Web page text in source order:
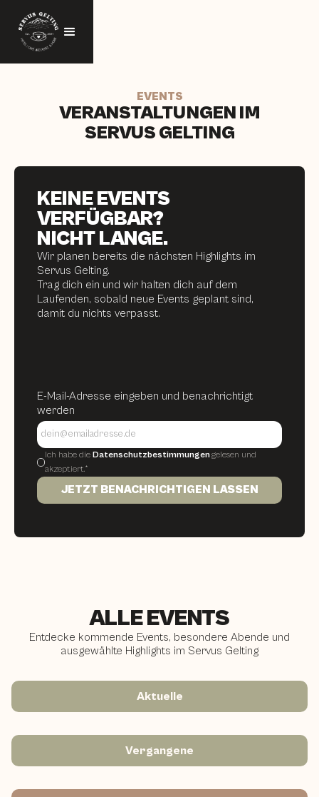
EVENTS
VERANSTALTUNGEN IM
SERVUS GELTING
KEINE EVENTS
VERFÜGBAR?
NICHT LANGE.
Wir planen bereits die nächsten Highlights im
Servus Gelting.
Trag dich ein und wir halten dich auf dem
Laufenden, sobald neue Events geplant sind,
damit du nichts verpasst.
E-Mail-Adresse eingeben und benachrichtigt
werden
Ich habe dieDatenschutzbestimmungengelesen und
akzeptiert.*
ALLE EVENTS
Entdecke kommende Events, besondere Abende und
ausgewählte Highlights im Servus Gelting
Aktuelle
Vergangene